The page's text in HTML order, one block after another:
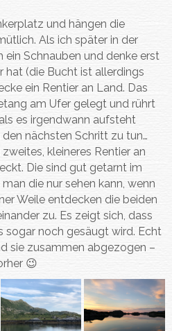
und hängen die
Als ich später in der
Schnauben und denke erst
hat (die Bucht ist allerdings
ein Rentier an Land. Das
am Ufer gelegt und rührt
es irgendwann aufsteht
nächsten Schritt zu tun…
kleineres Rentier an
Die sind gut getarnt im
die nur sehen kann, wenn
Weile entdecken die beiden
zu. Es zeigt sich, dass
sogar noch gesäugt wird. Echt
sie zusammen abgezogen –
😉